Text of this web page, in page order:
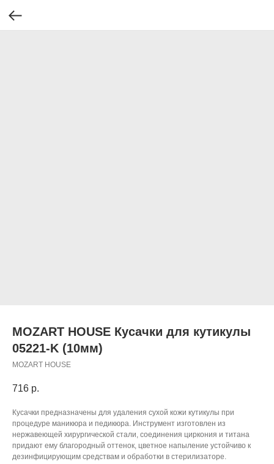
MOZART HOUSE Кусачки для кутикулы
05221-K (10мм)
MOZART HOUSE
716 р.
Кусачки предназначены для удаления сухой кожи кутикулы при
процедуре маникюра и педикюра. Инструмент изготовлен из
нержавеющей хирургической стали, соединения циркония и титана
придают ему благородный оттенок, цветное напыление устойчиво к
дезинфицирующим средствам и обработки в стерилизаторе.